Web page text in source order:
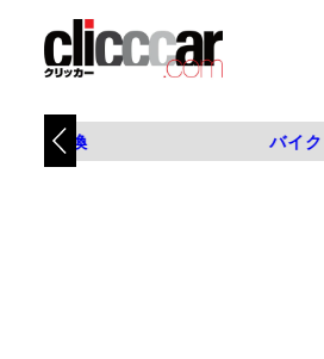
タイヤ交換 バイク